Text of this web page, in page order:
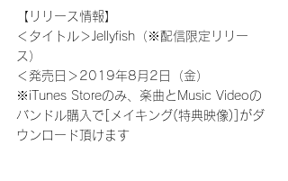
【リリース情報】
＜タイトル＞Jellyfish（※配信限定リリー
ス）
＜発売日＞2019年8月2日（金）
※iTunes Storeのみ、楽曲とMusic Videoの
バンドル購入で[メイキング(特典映像)]がダ
ウンロード頂けます